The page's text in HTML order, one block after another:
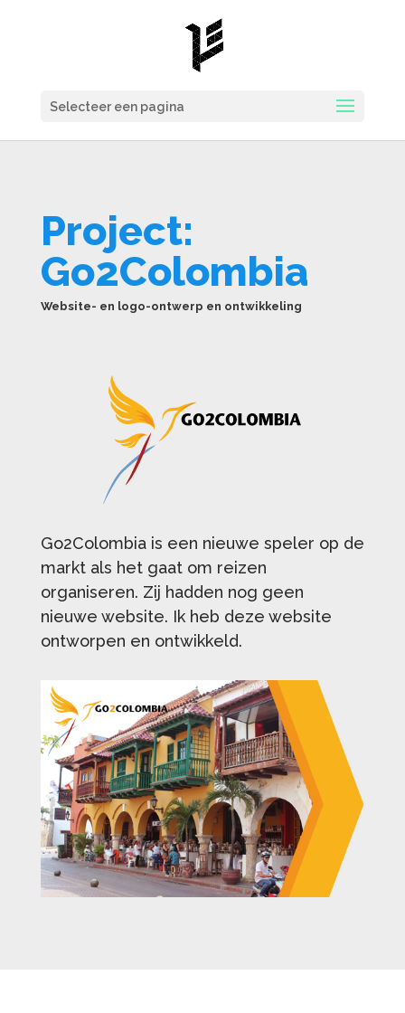
Selecteer een pagina
Project:
Go2Colombia
Website- en logo-ontwerp en ontwikkeling
Go2Colombia is een nieuwe speler op de
markt als het gaat om reizen
organiseren. Zij hadden nog geen
nieuwe website. Ik heb deze website
ontworpen en ontwikkeld.